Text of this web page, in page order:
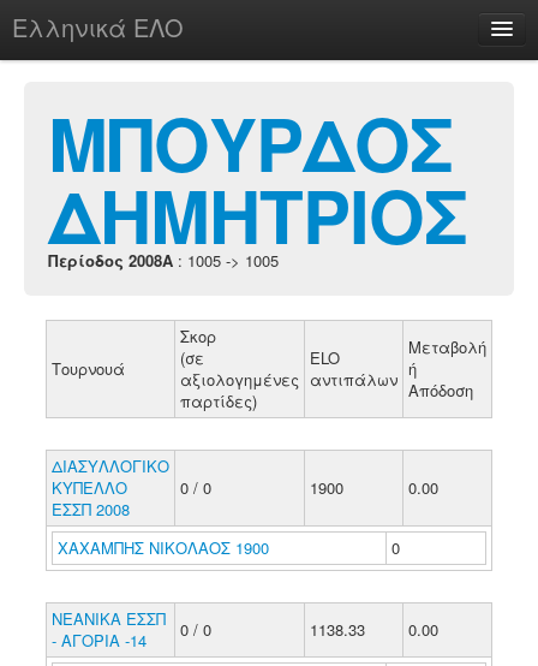
Ελληνικά ΕΛΟ
chesstu.be @ discord
Login
ΜΠΟΥΡΔΟΣ
ΔΗΜΗΤΡΙΟΣ
Περίοδος 2008A : 1005 -> 1005
Τουρνουά
Σκορ
(σε
αξιολογημένες
παρτίδες)
ELO
αντιπάλων
Μεταβολή
ή
Απόδοση
ΔΙΑΣΥΛΛΟΓΙΚΟ
ΚΥΠΕΛΛΟ
ΕΣΣΠ 2008
0 / 0 1900 0.00
ΧΑΧΑΜΠΗΣ ΝΙΚΟΛΑΟΣ 1900 0
ΝΕΑΝΙΚΑ ΕΣΣΠ
- ΑΓΟΡΙΑ -14
0 / 0 1138.33 0.00